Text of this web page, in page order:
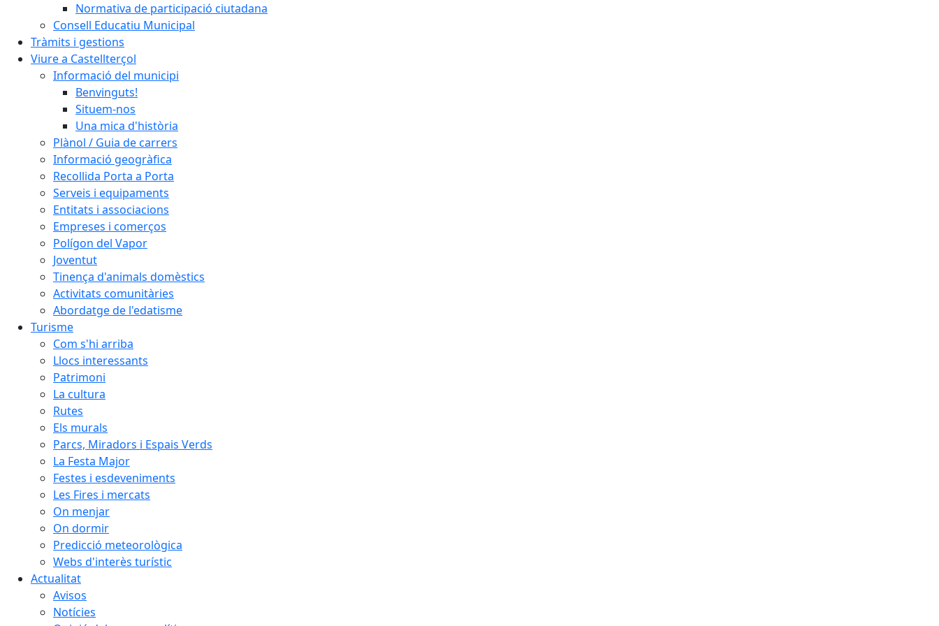
Normativa de participació ciutadana
Consell Educatiu Municipal
Tràmits i gestions
Viure a Castellterçol
Informació del municipi
Benvinguts!
Situem-nos
Una mica d'història
Plànol / Guia de carrers
Informació geogràfica
Recollida Porta a Porta
Serveis i equipaments
Entitats i associacions
Empreses i comerços
Polígon del Vapor
Joventut
Tinença d'animals domèstics
Activitats comunitàries
Abordatge de l'edatisme
Turisme
Com s'hi arriba
Llocs interessants
Patrimoni
La cultura
Rutes
Els murals
Parcs, Miradors i Espais Verds
La Festa Major
Festes i esdeveniments
Les Fires i mercats
On menjar
On dormir
Predicció meteorològica
Webs d'interès turístic
Actualitat
Avisos
Notícies